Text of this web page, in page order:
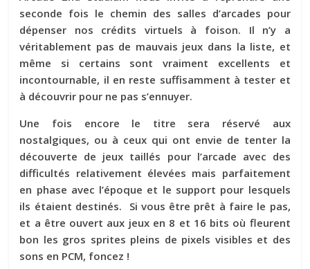
seconde fois le chemin des salles d’arcades pour
dépenser nos crédits virtuels à foison. Il n’y a
véritablement pas de mauvais jeux dans la liste, et
même si certains sont vraiment excellents et
incontournable, il en reste suffisamment à tester et
à découvrir pour ne pas s’ennuyer.
Une fois encore le titre sera réservé aux
nostalgiques, ou à ceux qui ont envie de tenter la
découverte de jeux taillés pour l’arcade avec des
difficultés relativement élevées mais parfaitement
en phase avec l’époque et le support pour lesquels
ils étaient destinés. Si vous être prêt à faire le pas,
et a être ouvert aux jeux en 8 et 16 bits où fleurent
bon les gros sprites pleins de pixels visibles et des
sons en PCM, foncez !